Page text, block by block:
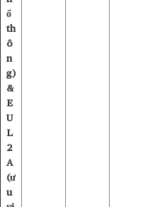
ổ
th
ô
n
g)
&
E
U
L
2
A
(ư
u